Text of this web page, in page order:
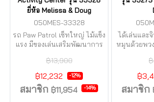
ยี่ห้อ Melissa & Doug
050MES-33328
รถ Paw Patrol เซ็ทใหญ่ ไม้แข็ง
แรง มีของเล่นเสริมพัฒนาการ
฿13,900
฿12,232 -12%
สมาชิก ฿11,954 -14%
ได้เล่นและ
หมุนด้วยพว
฿
สมาชิก